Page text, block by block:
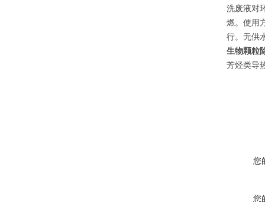
洗废液对
燃。使用
行。无供
生物颗粒
芳烃类导
您
您